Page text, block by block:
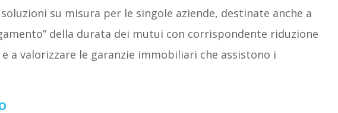
su misura per le singole aziende, destinate anche a
della durata dei mutui con corrispondente riduzione
a valorizzare le garanzie immobiliari che assistono i